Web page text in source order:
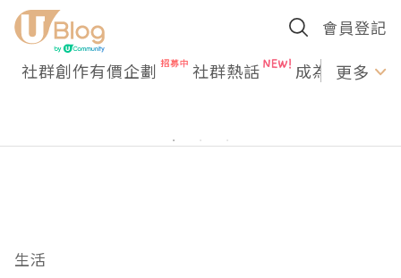
會員登記
社群創作有價企劃 社群熱話 成為U更多
生活